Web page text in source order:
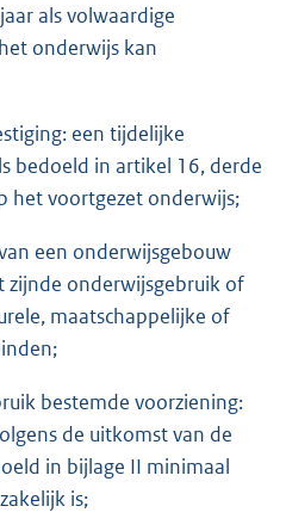
als volwaardige
onderwijs kan
een tijdelijke
bedoeld in artikel 16, derde
het voortgezet onderwijs;
een onderwijsgebouw
zijnde onderwijsgebruik of
maatschappelijke of
bestemde voorziening:
de uitkomst van de
in bijlage II minimaal
is;